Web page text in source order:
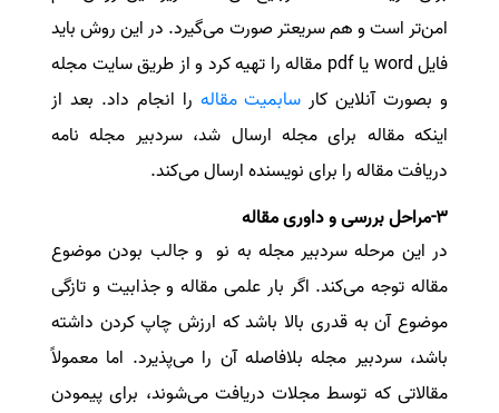
امن‌تر است و هم سریعتر صورت می‌گیرد. در این روش باید
فایلwordیاpdf مقاله را تهیه کرد و از طریق سایت مجله
و بصورت آنلاین کار سابمیت مقاله را انجام داد. بعد از
اینکه مقاله برای مجله ارسال شد، سردبیر مجله نامه‌
دریافت مقاله را برای نویسنده ارسال می‌کند.
3-مراحل بررسی و داوری مقاله
در این مرحله سردبیر مجله به نو و جالب بودن موضوع
مقاله توجه می‌کند. اگر بار علمی مقاله و جذابیت و تازگی
موضوع آن به قدری بالا باشد که ارزش چاپ کردن داشته
باشد، سردبیر مجله بلافاصله آن را می‌پذیرد. اما معمولاً
مقالاتی که توسط مجلات دریافت می‌شوند، برای پیمودن